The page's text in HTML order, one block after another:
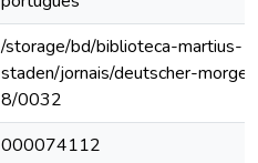
/storage/bd/biblioteca-martius-
staden/jornais/deutscher-
8/0032
000074112